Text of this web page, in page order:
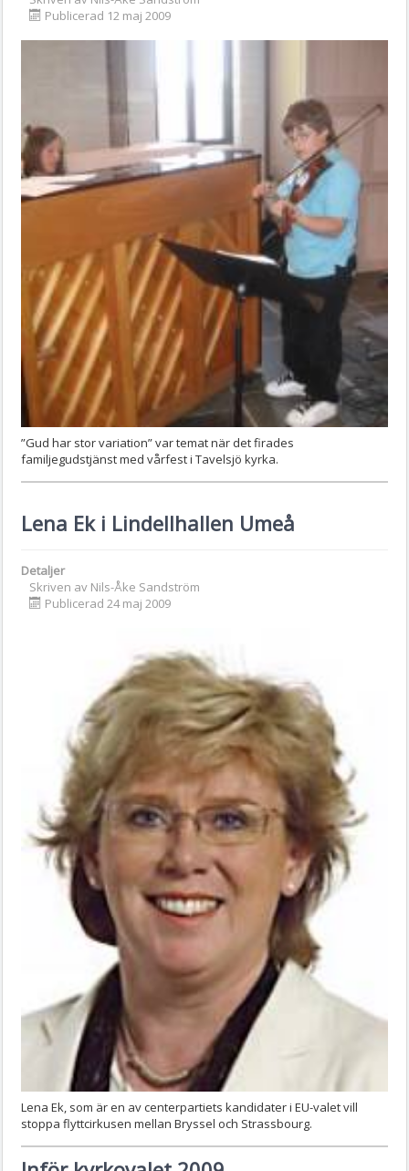
Publicerad 12 maj 2009
”Gud har stor variation” var temat när det firades
familjegudstjänst med vårfest i Tavelsjö kyrka.
Lena Ek i Lindellhallen Umeå
Detaljer
Skriven av Nils-Åke Sandström
Publicerad 24 maj 2009
Lena Ek, som är en av centerpartiets kandidater i EU-valet vill
stoppa flyttcirkusen mellan Bryssel och Strassbourg.